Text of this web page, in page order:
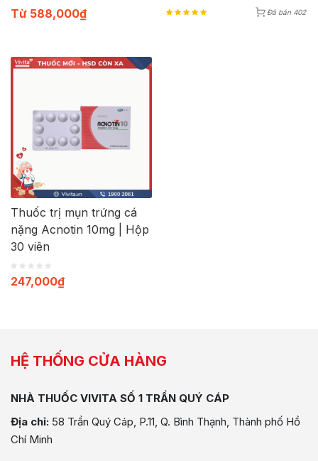
Từ 588,000₫ Đã bán 402
Thuốc trị mụn trứng cá
nặng Acnotin 10mg | Hộp
30 viên
247,000₫
HỆ THỐNG CỬA HÀNG
NHÀ THUỐC VIVITA SỐ 1 TRẦN QUÝ CÁP
Địa chỉ: 58 Trần Quý Cáp, P.11, Q. Bình Thạnh, Thành phố Hồ
Chí Minh